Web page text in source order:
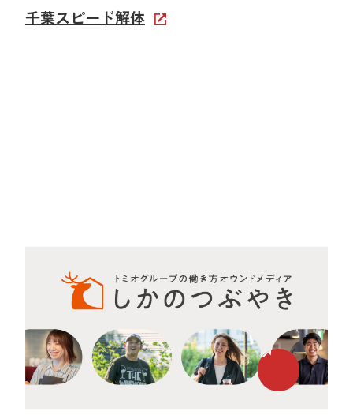
千葉スピード解体